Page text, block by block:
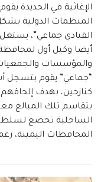
الإغاثية في الحديدة
المنظمات الدولية
القيادي جماعي”،
أيضا وكيل أول
والمؤسسات والجمعيات
“جماعي” يقوم بتسجل
كنازحين، بهدف
بتقاسم تلك المبالغ
الساحلية تخضع لسلطة
المحافظات اليمينة،